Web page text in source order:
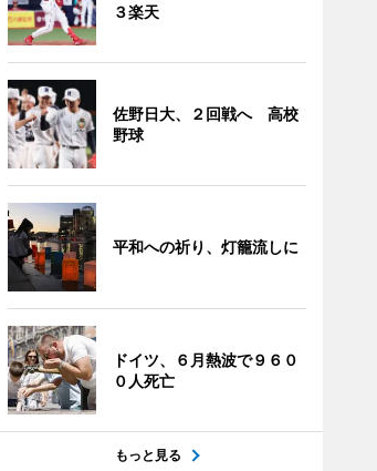
３楽天
佐野日大、２回戦へ 高校
野球
平和への祈り、灯籠流しに
ドイツ、６月熱波で９６０
０人死亡
もっと見る